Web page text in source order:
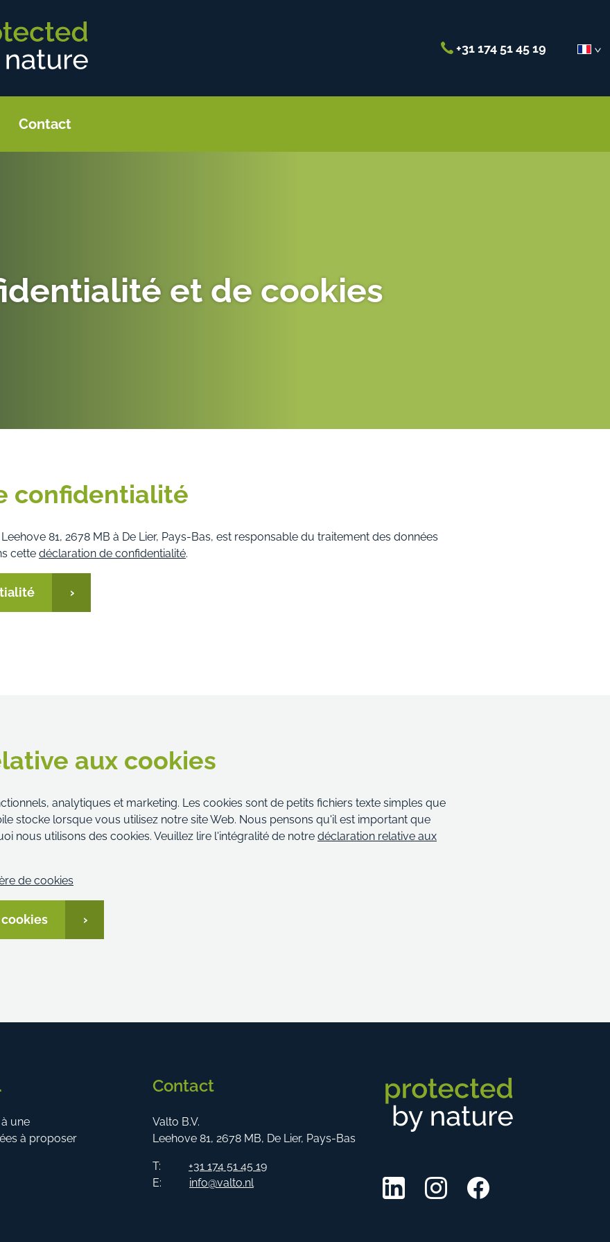
+31 174 51 45 19
Contact
et de cookies
confidentialité
81, 2678 MB à De Lier, Pays-Bas, est responsable du traitement des données
cette déclaration de confidentialité.
aux cookies
analytiques et marketing. Les cookies sont de petits fichiers texte simples que
stocke lorsque vous utilisez notre site Web. Nous pensons qu'il est important que
nous utilisons des cookies. Veuillez lire l'intégralité de notre déclaration relative aux
de cookies
une
à proposer
Contact
Valto B.V.
Leehove 81, 2678 MB, De Lier, Pays-Bas
T:
+31 174 51 45 19
E:
info@valto.nl LinkedInInstagramFacebook